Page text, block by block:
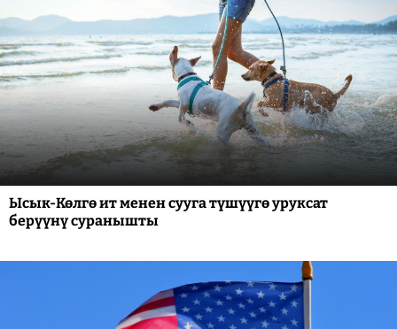
Ысык-Көлгө ит менен сууга түшүүгө уруксат
берүүнү суранышты